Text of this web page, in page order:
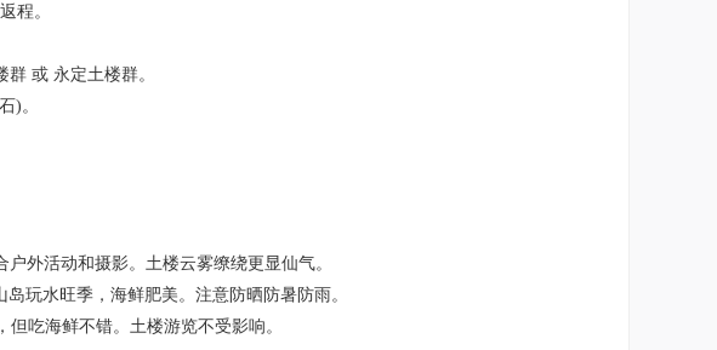
程。
或 永定土楼群。
)。
外活动和摄影。土楼云雾缭绕更显仙气。
玩水旺季，海鲜肥美。注意防晒防暑防雨。
吃海鲜不错。土楼游览不受影响。